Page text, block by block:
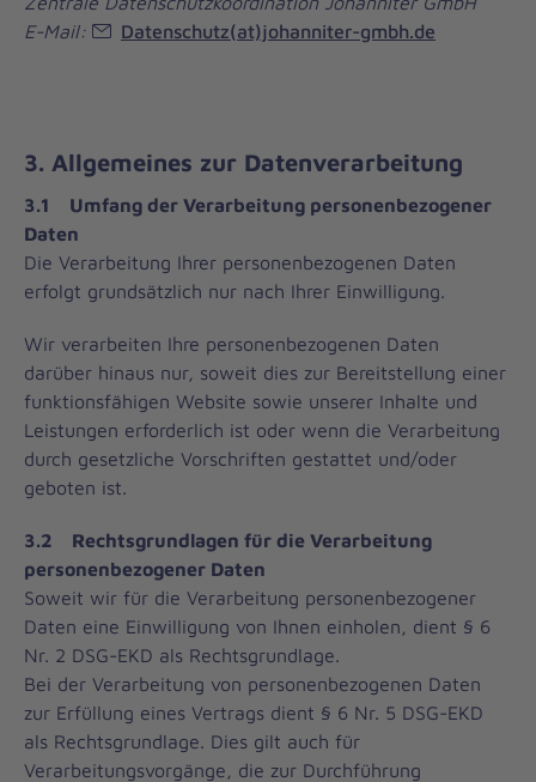
E-Mail:
Datenschutz(at)johanniter-gmbh.de
3. Allgemeines zur Datenverarbeitung
3.1 Umfang der Verarbeitung personenbezogener
Daten
Die Verarbeitung Ihrer personenbezogenen Daten
erfolgt grundsätzlich nur nach Ihrer Einwilligung.
Wir verarbeiten Ihre personenbezogenen Daten
darüber hinaus nur, soweit dies zur Bereitstellung einer
funktionsfähigen Website sowie unserer Inhalte und
Leistungen erforderlich ist oder wenn die Verarbeitung
durch gesetzliche Vorschriften gestattet und/oder
geboten ist.
3.2 Rechtsgrundlagen für die Verarbeitung
personenbezogener Daten
Soweit wir für die Verarbeitung personenbezogener
Daten eine Einwilligung von Ihnen einholen, dient § 6
Nr. 2 DSG-EKD als Rechtsgrundlage.
Bei der Verarbeitung von personenbezogenen Daten
zur Erfüllung eines Vertrags dient § 6 Nr. 5 DSG-EKD
als Rechtsgrundlage. Dies gilt auch für
Verarbeitungsvorgänge, die zur Durchführung